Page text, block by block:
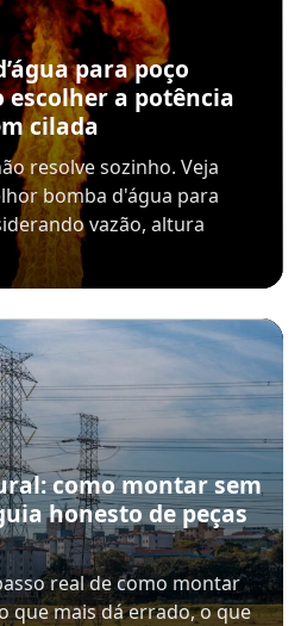
para poço
a potência
cilada
resolve sozinho. Veja
bomba d'água para
vazão, altura
como montar sem
honesto de peças
real de como montar
que mais dá errado, o que